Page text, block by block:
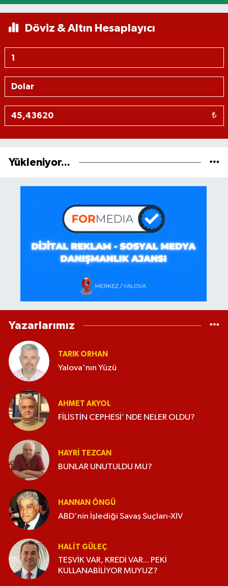
Döviz & Altın Hesaplayıcı
₺
Yükleniyor...
Yazarlarımız
TARIK ORHAN
Yalova'nın Yüzü
AHMET AKYOL
FİLİSTİN CEPHESİ’ NDE NELER OLDU?
HAYRI TEZCAN
BUNLAR UNUTULDU MU?
HANNAN ÖNGÜ
ABD'nin İşlediği Savaş Suçları-XIV
HALIT GÜLEÇ
TEŞVİK VAR, KREDİ VAR... PEKİ
KULLANABİLİYOR MUYUZ?